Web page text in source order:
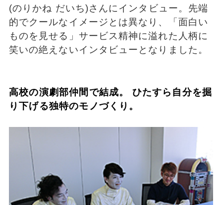
(のりかね だいち)さんにインタビュー。先端
的でクールなイメージとは異なり、「面白い
ものを見せる」サービス精神に溢れた人柄に
笑いの絶えないインタビューとなりました。
高校の演劇部仲間で結成。 ひたすら自分を掘
り下げる独特のモノづくり。